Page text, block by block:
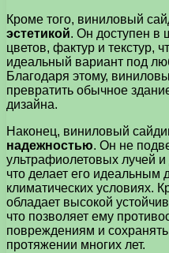
Кроме того, виниловый
эстетикой. Он доступен в
цветов, фактур и текстур,
идеальный вариант под
Благодаря этому,
превратить обычное
дизайна.
Наконец, виниловый
надежностью. Он не
ультрафиолетовых лучей
что делает его
климатических условиях.
обладает высокой
что позволяет ему
повреждениям и
протяжении многих лет.